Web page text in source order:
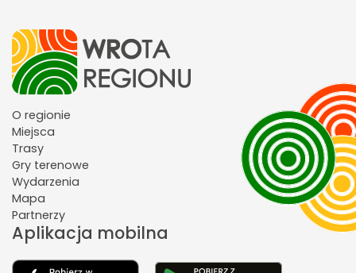
O regionie
Miejsca
Trasy
Gry terenowe
Wydarzenia
Mapa
Partnerzy
Aplikacja mobilna